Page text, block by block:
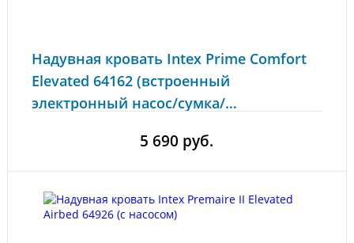
Надувная кровать Intex Prime Comfort
Elevated 64162 (встроенный
электронный насос/сумка/
5 690 руб.